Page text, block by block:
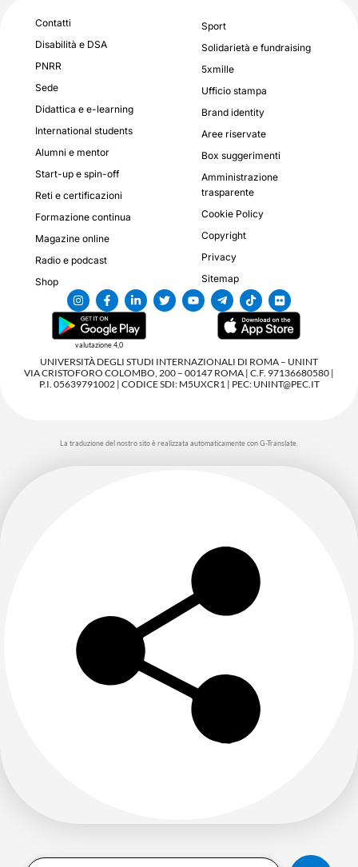
Contatti
Disabilità e DSA
PNRR
Sede
Didattica e e-learning
International students
Alumni e mentor
Start-up e spin-off
Reti e certificazioni
Formazione continua
Magazine online
Radio e podcast
Shop
Sport
Solidarietà e fundraising
5xmille
Ufficio stampa
Brand identity
Aree riservate
Box suggerimenti
Amministrazione
trasparente
Cookie Policy
Copyright
Privacy
Sitemap
valutazione 4,0
UNIVERSITÀ DEGLI STUDI INTERNAZIONALI DI ROMA – UNINT
VIA CRISTOFORO COLOMBO, 200 – 00147 ROMA | C.F. 97136680580 |
P.I. 05639791002 | CODICE SDI: M5UXCR1 | PEC: UNINT@PEC.IT
La traduzione del nostro sito è realizzata automaticamente con G-Translate.